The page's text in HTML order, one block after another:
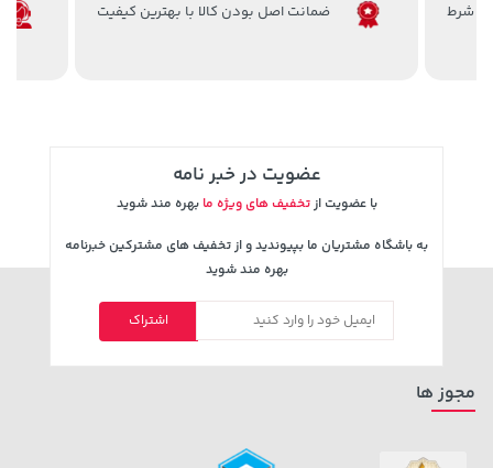
خرید
ضمانت اصل بودن کالا با بهترین کیفیت
عضویت در خبر نامه
با عضویت ازتخفیف های ویژه ما بهره مند شوید
به باشگاه مشتریان ما بپیوندید و از تخفیف های مشترکین خبرنامه
بهره مند شوید
اشتراک
مجوز ها